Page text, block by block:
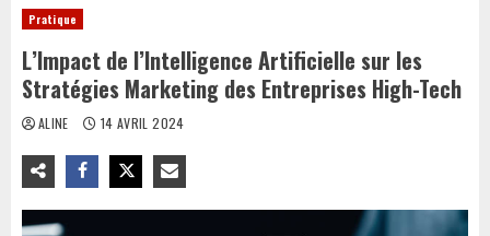
Pratique
L’Impact de l’Intelligence Artificielle sur les
Stratégies Marketing des Entreprises High-Tech
ALINE 14 AVRIL 2024